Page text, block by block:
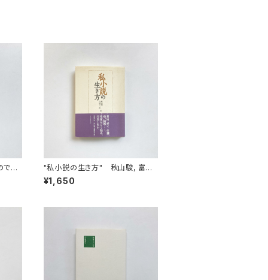
で
著 /
"私小説の生き方" 秋山駿, 富岡
幸一郎 編
¥1,650